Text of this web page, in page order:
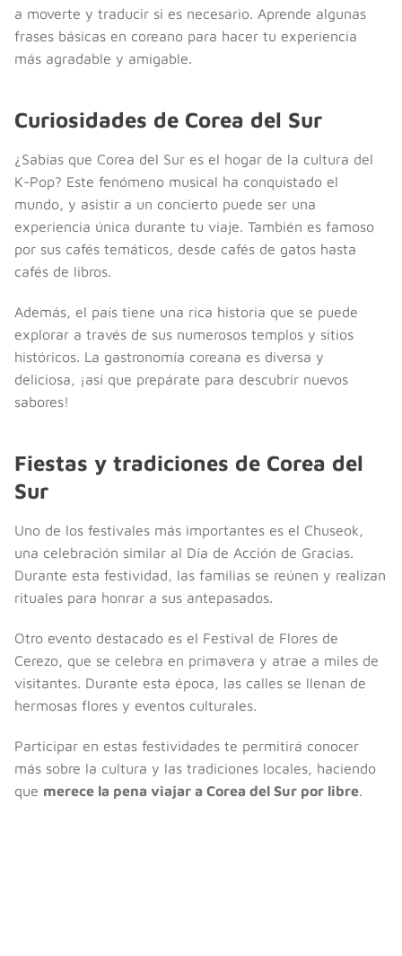
a moverte y traducir si es necesario. Aprende algunas
frases básicas en coreano para hacer tu experiencia
más agradable y amigable.
Curiosidades de Corea del Sur
¿Sabías que Corea del Sur es el hogar de la cultura del
K-Pop? Este fenómeno musical ha conquistado el
mundo, y asistir a un concierto puede ser una
experiencia única durante tu viaje. También es famoso
por sus cafés temáticos, desde cafés de gatos hasta
cafés de libros.
Además, el país tiene una rica historia que se puede
explorar a través de sus numerosos templos y sitios
históricos. La gastronomía coreana es diversa y
deliciosa, ¡así que prepárate para descubrir nuevos
sabores!
Fiestas y tradiciones de Corea del
Sur
Uno de los festivales más importantes es el Chuseok,
una celebración similar al Día de Acción de Gracias.
Durante esta festividad, las familias se reúnen y realizan
rituales para honrar a sus antepasados.
Otro evento destacado es el Festival de Flores de
Cerezo, que se celebra en primavera y atrae a miles de
visitantes. Durante esta época, las calles se llenan de
hermosas flores y eventos culturales.
Participar en estas festividades te permitirá conocer
más sobre la cultura y las tradiciones locales, haciendo
que merece la pena viajar a Corea del Sur por libre.